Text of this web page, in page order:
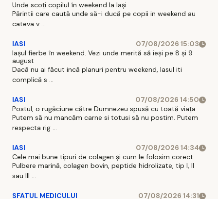
Unde scoți copilul în weekend la Iași
Părintii care caută unde să-i ducă pe copii in weekend au
cateva v ...
IASI
07/08/2026 15:03
Iașul fierbe în weekend. Vezi unde merită să ieși pe 8 și 9
august
Dacă nu ai făcut incă planuri pentru weekend, Iasul iti
complică s ...
IASI
07/08/2026 14:50
Postul, o rugăciune către Dumnezeu spusă cu toată viața
Putem să nu mancăm carne si totusi să nu postim. Putem
respecta rig ...
IASI
07/08/2026 14:34
Cele mai bune tipuri de colagen și cum le folosim corect
Pulbere marină, colagen bovin, peptide hidrolizate, tip I, II
sau III ...
SFATUL MEDICULUI
07/08/2026 14:31